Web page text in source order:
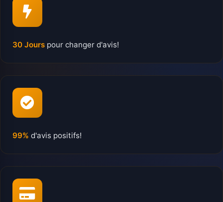
30 Jours pour changer d'avis!
99% d'avis positifs!